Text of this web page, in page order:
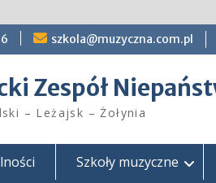
szkola@muzyczna.com.pl
Zespół
– Leżajsk – Żołynia
Szkoły muzyczne